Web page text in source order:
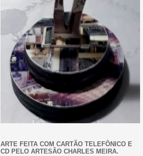
ARTE FEITA COM CARTÃO TELEFÔNICO E
CD PELO ARTESÃO CHARLES MEIRA.